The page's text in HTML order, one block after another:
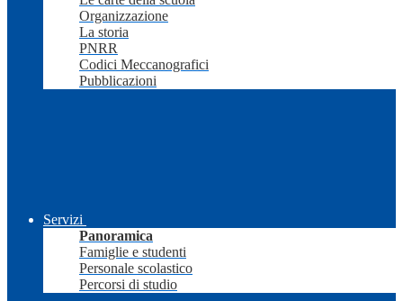
Organizzazione
La storia
PNRR
Codici Meccanografici
Pubblicazioni
Servizi
Panoramica
Famiglie e studenti
Personale scolastico
Percorsi di studio